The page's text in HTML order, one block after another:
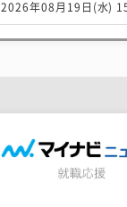
2026年08月19日(水)